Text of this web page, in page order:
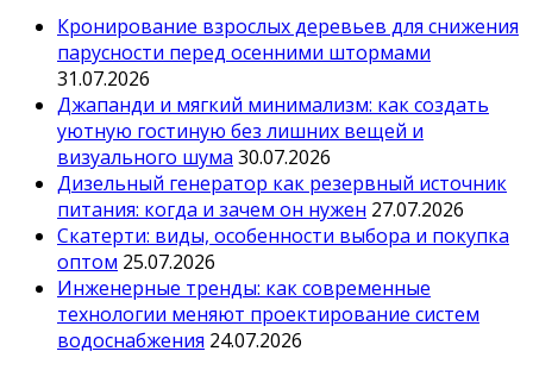
Кронирование взрослых деревьев для снижения
парусности перед осенними штормами
31.07.2026
Джапанди и мягкий минимализм: как создать
уютную гостиную без лишних вещей и
визуального шума 30.07.2026
Дизельный генератор как резервный источник
питания: когда и зачем он нужен 27.07.2026
Скатерти: виды, особенности выбора и покупка
оптом 25.07.2026
Инженерные тренды: как современные
технологии меняют проектирование систем
водоснабжения 24.07.2026